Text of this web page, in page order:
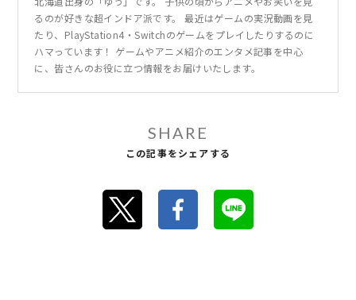
るのが好きな超インドア派です。 最近はゲームの実況動画を見
たり、PlayStation4・Switchのゲームをプレイしたりするのに
ハマっています！ ゲームやアニメ紹介のエンタメ記事を中心
に、皆さんのお役に立つ情報をお届けいたします。
SHARE
この記事をシェアする